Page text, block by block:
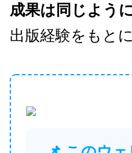
成果は同じよう
出版経験をもと